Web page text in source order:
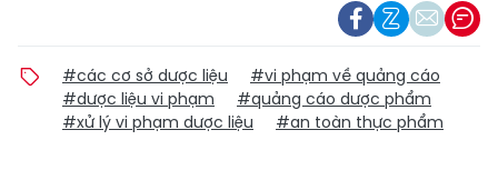
#các cơ sở dược liệu
#vi phạm về quảng cáo
#dược liệu vi phạm
#quảng cáo dược phẩm
#xử lý vi phạm dược liệu
#an toàn thực phẩm